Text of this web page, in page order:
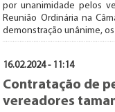
por unanimidade pelos
Reunião Ordinária na
demonstração unânime,
16.02.2024 - 11:14
Contratação de
vereadores